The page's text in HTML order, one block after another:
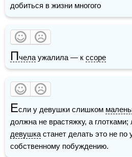
добиться в жизни многого
Пчела ужалила — к ссоре
Если у девушки слишком
девушка станет делать это не
собственному побуждению.